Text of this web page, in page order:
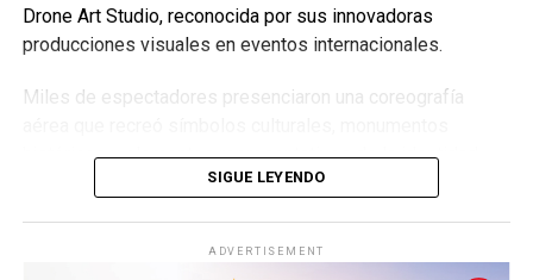
Drone Art Studio, reconocida por sus innovadoras
producciones visuales en eventos internacionales.
Miles de espectadores presenciaron una coreografía
históricos y elementos representativos de la identidad
portuguesa. La precisión y sincronización de las figuras
SIGUE LEYENDO
ADVERTISEMENT